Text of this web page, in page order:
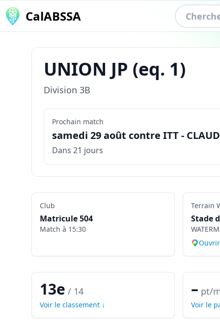
CalABSSA
UNION JP (eq. 1)
Division 3B
Prochain match
samedi 29 août contre ITT -
Dans 21 jours
Club
Matricule504
Match à 15:30
Terrain
Stade
13e / 14
Voir le classement ↓
– pt/
Voir le